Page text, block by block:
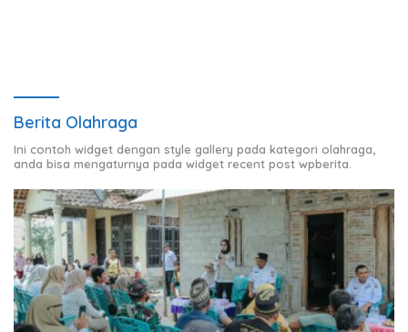
Berita Olahraga
Ini contoh widget dengan style gallery pada kategori olahraga,
anda bisa mengaturnya pada widget recent post wpberita.